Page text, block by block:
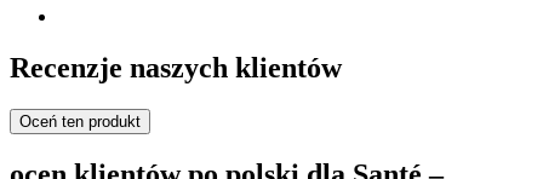
Recenzje naszych klientów
Oceń ten produkt